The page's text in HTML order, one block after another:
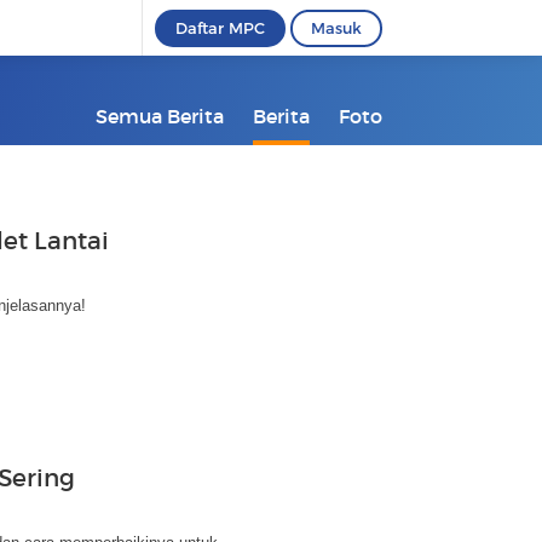
Daftar MPC Masuk
Semua Berita Berita Foto
Lantai